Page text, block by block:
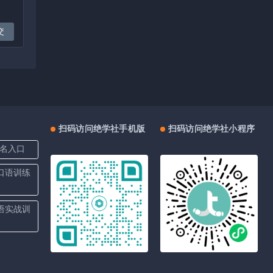
入口
语训练
战训
扫码访问绝学社手机版 扫码访问绝学社小程序